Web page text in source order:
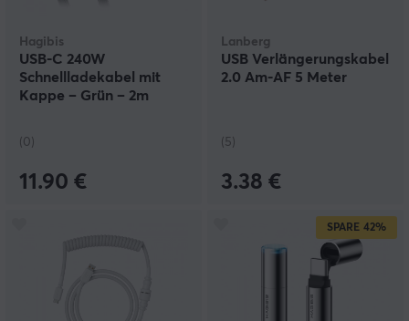
Hagibis
USB-C 240W
Schnellladekabel mit
Kappe – Grün – 2m
(0)
11.90 €
Lanberg
USB Verlängerungskabel
2.0 Am-AF 5 Meter
(5)
3.38 €
SPARE 42%